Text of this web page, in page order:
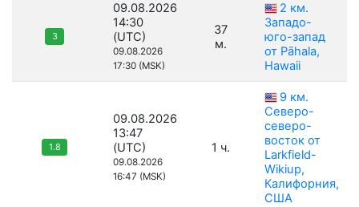
3
09.08.2026
14:30
(UTC)
09.08.2026
17:30 (MSK)
37
м.
2 км.
Западо-
юго-запад
от Pāhala,
Hawaii
1.8
09.08.2026
13:47
(UTC)
09.08.2026
16:47 (MSK)
1 ч.
9 км.
Северо-
северо-
восток от
Larkfield-
Wikiup,
Калифорния,
США